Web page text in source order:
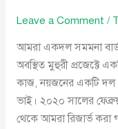
Leave a Comment /
আমরা একদল সমমনা
অবস্থিত মুহুরী প্রজেক্টে
কাজ, নয়জনের একটি দল
ভাই। ২০২০ সালের
থেকে আমরা রিজার্ভ করা